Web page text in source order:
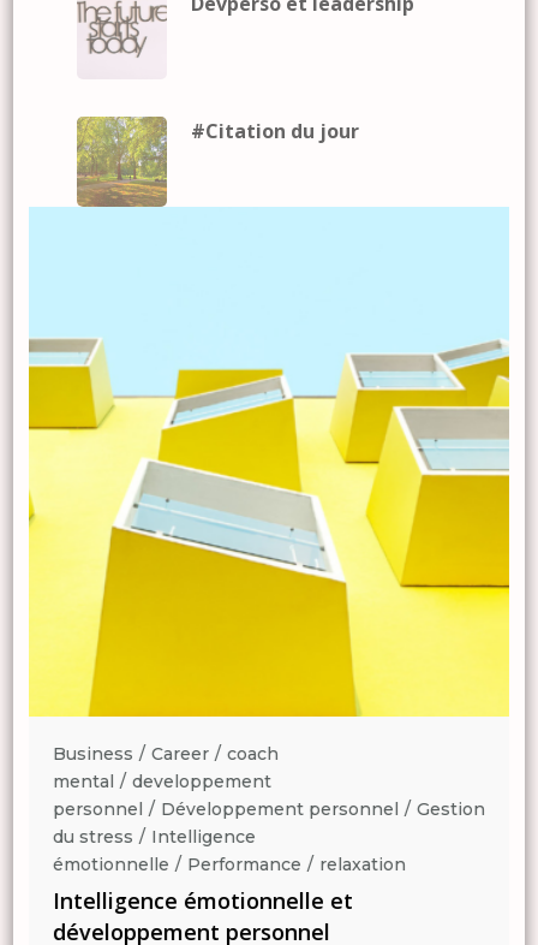
#Citation du jour
Business Career
coach
mental
developpement
personnel
Développement personnel
Gestion
du stress
Intelligence
émotionnelle
Performance relaxation
Intelligence émotionnelle et
développement personnel